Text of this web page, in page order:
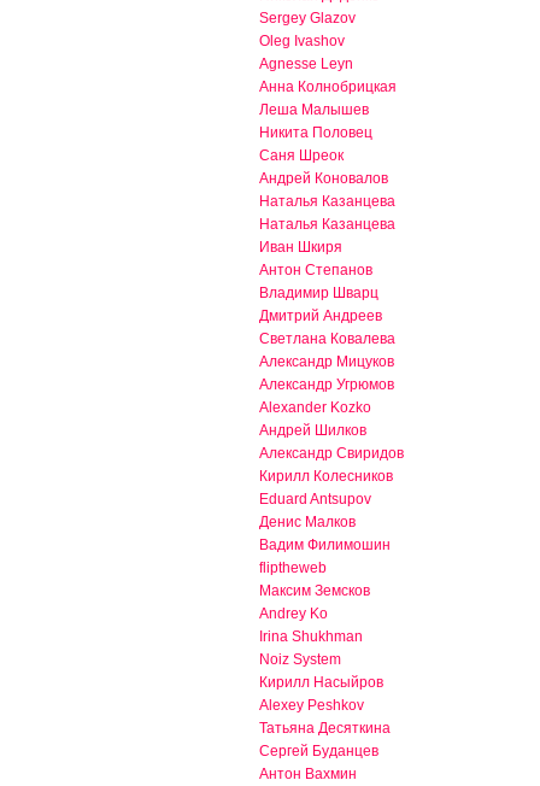
Sergey Glazov
Oleg Ivashov
Agnesse Leyn
Анна Колнобрицкая
Леша Малышев
Никита Половец
Саня Шреок
Андрей Коновалов
Наталья Казанцева
Наталья Казанцева
Иван Шкиря
Антон Степанов
Владимир Шварц
Дмитрий Андреев
Светлана Ковалева
Александр Мицуков
Александр Угрюмов
Alexander Kozko
Андрей Шилков
Александр Свиридов
Кирилл Колесников
Eduard Antsupov
Денис Малков
Вадим Филимошин
fliptheweb
Максим Земсков
Andrey Ko
Irina Shukhman
Noiz System
Кирилл Насыйров
Alexey Peshkov
Татьяна Десяткина
Сергей Буданцев
Антон Вахмин